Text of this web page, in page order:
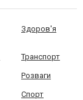
Здоров'я
Транспорт
Розваги
Спорт